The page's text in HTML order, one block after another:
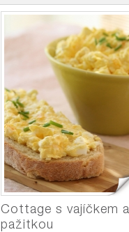
Cottage s vajíčkem a
pažitkou